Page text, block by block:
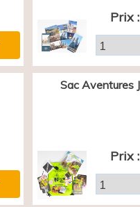
Prix :
Sac Aventures
Prix :